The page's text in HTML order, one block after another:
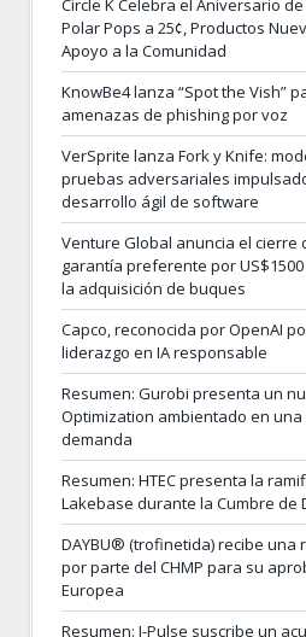
Circle K Celebra el Aniversario
Polar Pops a 25¢, Productos
Apoyo a la Comunidad
KnowBe4 lanza “Spot the Vish”
amenazas de phishing por voz
VerSprite lanza Fork y Knife:
pruebas adversariales
desarrollo ágil de software
Venture Global anuncia el cierre
garantía preferente por
la adquisición de buques
Capco, reconocida por OpenAI
liderazgo en IA responsable
Resumen: Gurobi presenta un
Optimization ambientado en
demanda
Resumen: HTEC presenta la
Lakebase durante la Cumbre de
DAYBU® (trofinetida) recibe una
por parte del CHMP para su
Europea
Resumen: I-Pulse suscribe un